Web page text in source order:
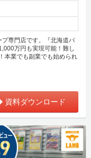
専門店です。『北海道バ
万円も実現可能！難し
本業でも副業でも始められ
資料ダウンロード